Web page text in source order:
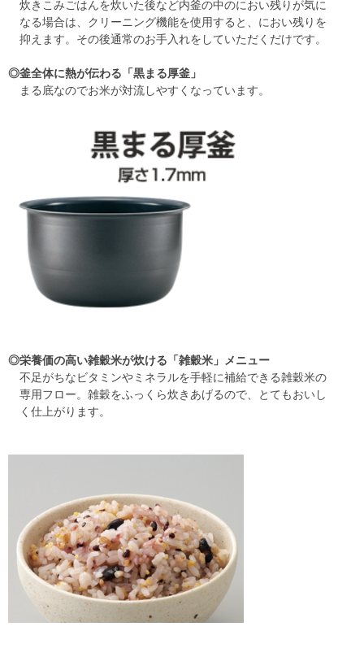
炊きこみごはんを炊いた後など内釜の中のにおい残りが気に
なる場合は、クリーニング機能を使用すると、におい残りを
抑えます。その後通常のお手入れをしていただくだけです。
◎釜全体に熱が伝わる「黒まる厚釜」
まる底なのでお米が対流しやすくなっています。
◎栄養価の高い雑穀米が炊ける「雑穀米」メニュー
不足がちなビタミンやミネラルを手軽に補給できる雑穀米の
専用フロー。雑穀をふっくら炊きあげるので、とてもおいし
く仕上がります。